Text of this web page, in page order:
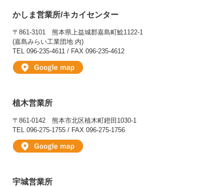
かしま営業所/キカイセンター
〒861-3101 熊本県上益城郡嘉島町鯰1122-1
(嘉島みらい工業団地 内)
TEL 096-235-4611 / FAX 096-235-4612
植木営業所
〒861-0142 熊本市北区植木町鐙田1030-1
TEL 096-275-1755 / FAX 096-275-1756
宇城営業所